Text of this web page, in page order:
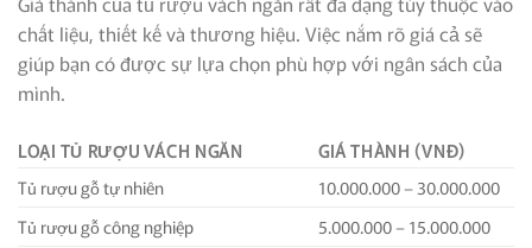
chất liệu, thiết kế và thương hiệu. Việc nắm rõ giá cả sẽ
giúp bạn có được sự lựa chọn phù hợp với ngân sách của
mình.
LOẠI TỦ RƯỢU VÁCH NGĂN
GIÁ THÀNH (VNĐ)
Tủ rượu gỗ tự nhiên
10.000.000 – 30.000.000
Tủ rượu gỗ công nghiệp
5.000.000 – 15.000.000